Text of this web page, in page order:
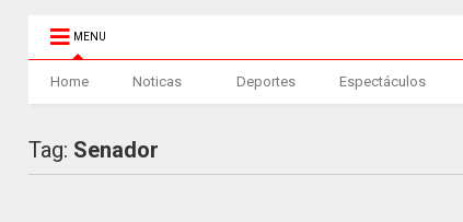
MENU
Home Noticas Deportes Espectáculos
Tag: Senador